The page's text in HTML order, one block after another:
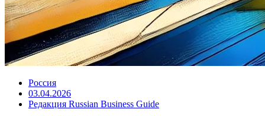
Россия
03.04.2026
Редакция Russian Business Guide